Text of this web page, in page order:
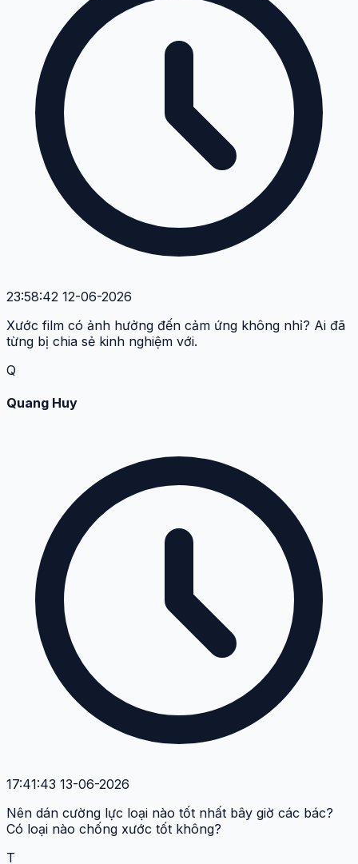
23:58:42 12-06-2026
Xước film có ảnh hưởng đến cảm ứng không nhỉ? Ai đã
từng bị chia sẻ kinh nghiệm với.
Q
Quang Huy
17:41:43 13-06-2026
Nên dán cường lực loại nào tốt nhất bây giờ các bác?
Có loại nào chống xước tốt không?
T